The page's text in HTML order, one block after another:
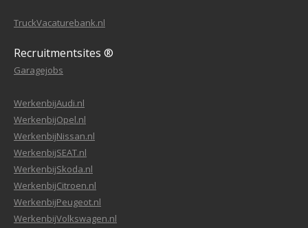
TruckVacaturebank.nl
Recruitmentsites ®
Garagejobs
WerkenbijAudi.nl
WerkenbijOpel.nl
WerkenbijNissan.nl
WerkenbijSEAT.nl
WerkenbijSkoda.nl
WerkenbijCitroen.nl
WerkenbijPeugeot.nl
WerkenbijVolkswagen.nl